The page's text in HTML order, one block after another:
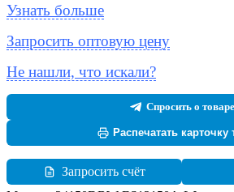
Узнать больше
Запросить оптовую цену
Не нашли, что искали?
Спросить о товаре
Распечатать карточку
Запросить счёт